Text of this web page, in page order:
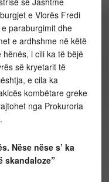
e Vlorës Fredi
paraburgimit dhe
e ardhshme në këtë
i cili ka të bëjë
së kryetarit të
e cila ka
kombëtare greke
nga Prokuroria
Nëse nëse s’ ka
skandaloze”